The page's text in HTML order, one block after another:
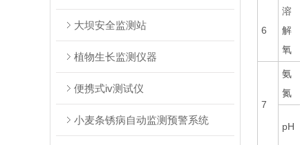
大坝安全监测站
植物生长监测仪器
便携式iv测试仪
小麦条锈病自动监测预警系统
6
溶
解
氧
7
氨
氮
pH